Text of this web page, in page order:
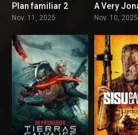
Plan familiar 2
Nov. 11, 2025 Nov. 10, 2025